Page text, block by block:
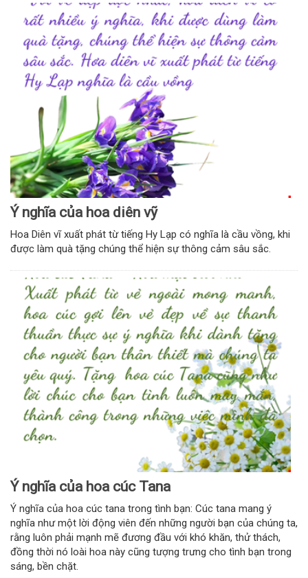
Ý nghĩa của hoa diên vỹ
Hoa Diên vĩ xuất phát từ tiếng Hy Lạp có nghĩa là cầu vồng, khi
được làm quà tặng chúng thể hiện sự thông cảm sâu sắc.
Ý nghĩa của hoa cúc Tana
Ý nghĩa của hoa cúc tana trong tình bạn: Cúc tana mang ý
nghĩa như một lời động viên đến những người bạn của chúng ta,
rằng luôn phải mạnh mẽ đương đầu với khó khăn, thử thách,
đồng thời nó loài hoa này cũng tượng trưng cho tình bạn trong
sáng, bền chặt.